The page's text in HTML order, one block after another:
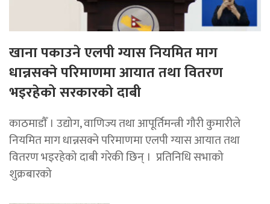
खाना पकाउने एलपी ग्यास नियमित माग
धान्नसक्ने परिमाणमा आयात तथा वितरण
भइरहेको सरकारको दाबी
काठमाडाैँ । उद्योग, वाणिज्य तथा आपूर्तिमन्त्री गौरी कुमारीले
नियमित माग धान्नसक्ने परिमाणमा एलपी ग्यास आयात तथा
वितरण भइरहेको दाबी गरेकी छिन् । प्रतिनिधि सभाको
शुक्रबारको